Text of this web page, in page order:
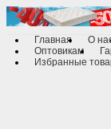
Главная О
Оптовикам
Избранные